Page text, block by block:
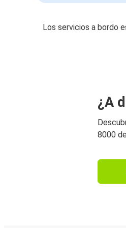
Los servicios a bordo
¿A
8000